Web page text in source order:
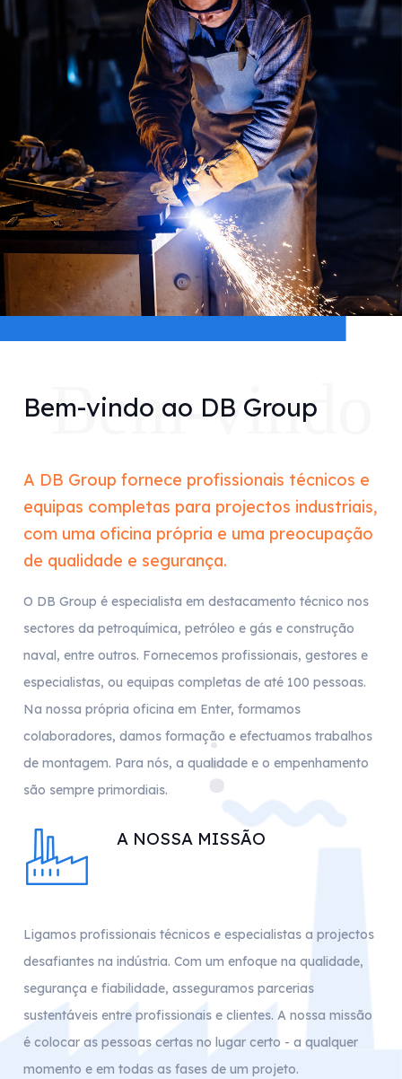
Bem-vindo
Bem-vindo ao DB Group
A DB Group fornece profissionais técnicos e
equipas completas para projectos industriais,
com uma oficina própria e uma preocupação
de qualidade e segurança.
O DB Group é especialista em destacamento técnico nos
sectores da petroquímica, petróleo e gás e construção
naval, entre outros. Fornecemos profissionais, gestores e
especialistas, ou equipas completas de até 100 pessoas.
Na nossa própria oficina em Enter, formamos
colaboradores, damos formação e efectuamos trabalhos
de montagem. Para nós, a qualidade e o empenhamento
são sempre primordiais.
A NOSSA MISSÃO
Ligamos profissionais técnicos e especialistas a projectos
desafiantes na indústria. Com um enfoque na qualidade,
segurança e fiabilidade, asseguramos parcerias
sustentáveis entre profissionais e clientes. A nossa missão
é colocar as pessoas certas no lugar certo - a qualquer
momento e em todas as fases de um projeto.